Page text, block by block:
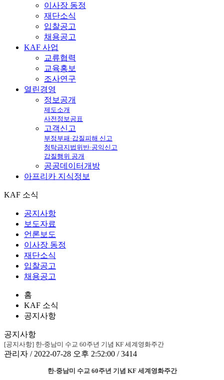
이사장 동정
재단소식
입찰공고
채용공고
KAF 사업
교류협력
교육홍보
조사연구
열린경영
정보공개
제도소개
사전정보공표
고객신고
부정부패·갑질피해 신고
청탁금지법위반·공익신고
갑질행위 공개
공공데이터개방
아프리카 지식정보
KAF 소식
공지사항
보도자료
언론보도
이사장 동정
재단소식
입찰공고
채용공고
홈
KAF 소식
공지사항
공지사항
[공지사항] 한-중남미 수교 60주년 기념 KF 세계영화주간
관리자 / 2022-07-28 오후 2:52:00 / 3414
한-중남미 수교 60주년 기념 KF 세계영화주간